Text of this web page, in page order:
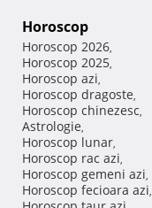
Horoscop
Horoscop 2026,
Horoscop 2025,
Horoscop azi,
Horoscop dragoste,
Horoscop chinezesc,
Astrologie,
Horoscop lunar,
Horoscop rac azi,
Horoscop gemeni azi,
Horoscop fecioara azi,